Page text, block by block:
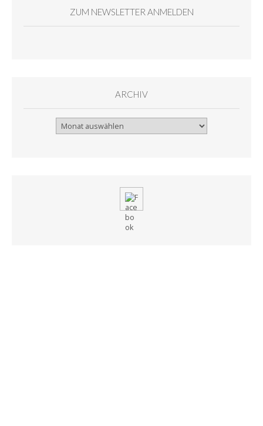
ZUM NEWSLETTER ANMELDEN
ARCHIV
Archiv